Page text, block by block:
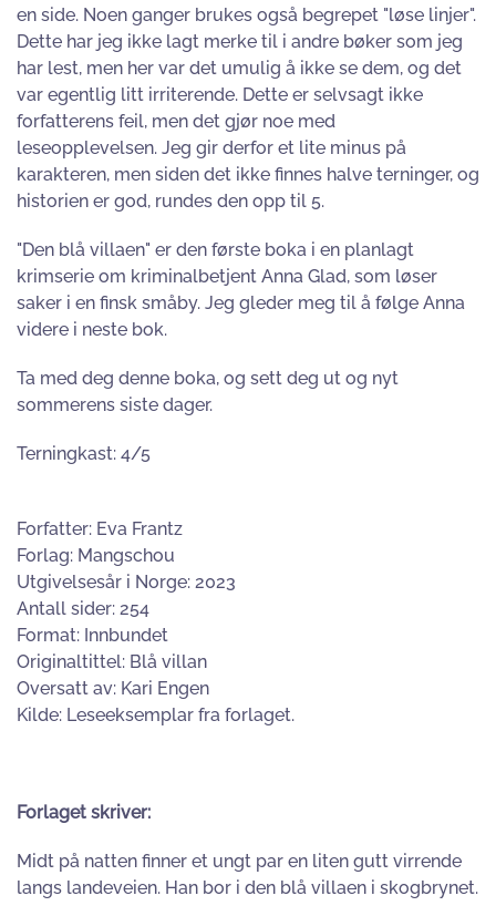
en side. Noen ganger brukes også begrepet "løse linjer".
Dette har jeg ikke lagt merke til i andre bøker som jeg
har lest, men her var det umulig å ikke se dem, og det
var egentlig litt irriterende. Dette er selvsagt ikke
forfatterens feil, men det gjør noe med
leseopplevelsen. Jeg gir derfor et lite minus på
karakteren, men siden det ikke finnes halve terninger, og
historien er god, rundes den opp til 5.
"Den blå villaen" er den første boka i en planlagt
krimserie om kriminalbetjent Anna Glad, som løser
saker i en finsk småby. Jeg gleder meg til å følge Anna
videre i neste bok.
Ta med deg denne boka, og sett deg ut og nyt
sommerens siste dager.
Terningkast: 4/5
Forfatter: Eva Frantz
Forlag: Mangschou
Utgivelsesår i Norge: 2023
Antall sider: 254
Format: Innbundet
Originaltittel: Blå villan
Oversatt av: Kari Engen
Kilde: Leseeksemplar fra forlaget.
Forlaget skriver:
Midt på natten finner et ungt par en liten gutt virrende
langs landeveien. Han bor i den blå villaen i skogbrynet.